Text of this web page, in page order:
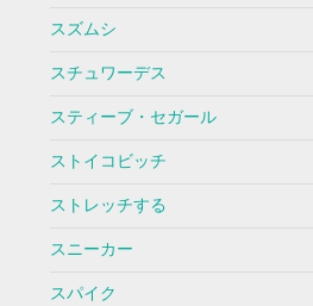
スズムシ
スチュワーデス
スティーブ・セガール
ストイコビッチ
ストレッチする
スニーカー
スパイク